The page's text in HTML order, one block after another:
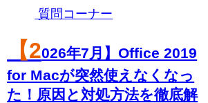
質問コーナー
【2026年7月】Office 2019
for Macが突然使えなくなっ
た！原因と対処方法を徹底解